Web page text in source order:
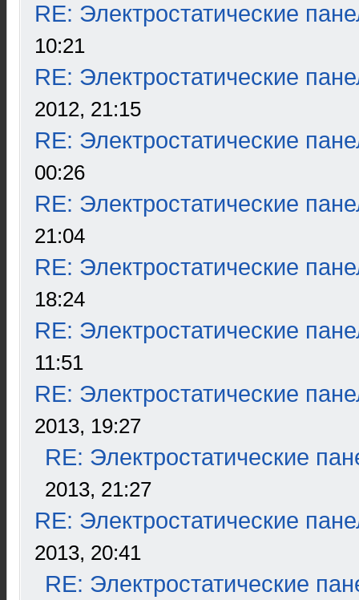
RE: Электростатические
10:21
RE: Электростатические
2012, 21:15
RE: Электростатические
00:26
RE: Электростатические
21:04
RE: Электростатические
18:24
RE: Электростатические
11:51
RE: Электростатические
2013, 19:27
RE: Электростатические
2013, 21:27
RE: Электростатические
2013, 20:41
RE: Электростатические